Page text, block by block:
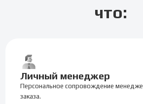
что:
Личный менеджер
Персональное сопровождение
заказа.